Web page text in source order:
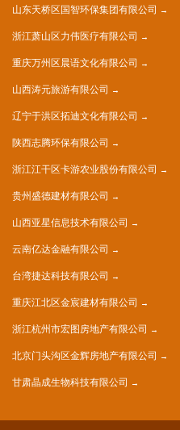
山东天桥区国智环保集团有限公司
浙江萧山区力伟医疗有限公司
重庆万州区晨语文化有限公司
山西涛元旅游有限公司
辽宁于洪区拓迪文化有限公司
陕西志腾环保有限公司
浙江江干区卡游农业股份有限公司
贵州盛德建材有限公司
山西亚星信息技术有限公司
云南亿达金融有限公司
台湾捷达科技有限公司
重庆江北区金宸建材有限公司
浙江杭州市宏图房地产有限公司
北京门头沟区金辉房地产有限公司
甘肃晶成生物科技有限公司